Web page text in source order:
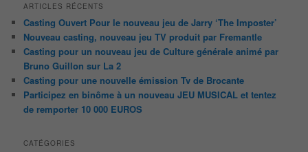
ARTICLES RÉCENTS
Casting Ouvert Pour le nouveau jeu de Jarry ‘The Imposter’
Nouveau casting, nouveau jeu TV produit par Fremantle
Casting pour un nouveau jeu de Culture générale animé par
Bruno Guillon sur La 2
Casting pour une nouvelle émission Tv de Brocante
Participez en binôme à un nouveau JEU MUSICAL et tentez
de remporter 10 000 EUROS
CATÉGORIES